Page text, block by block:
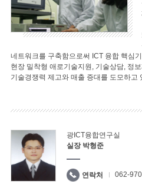
네트워크를 구축함으로써 ICT 융합 핵심
현장 밀착형 애로기술지원, 기술상담, 정
기술경쟁력 제고와 매출 증대를 도모하고
광ICT융합연구실
실장 박형준
연락처 062-